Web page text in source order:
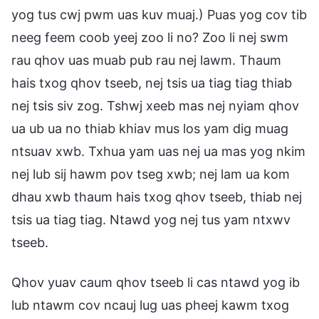
yog tus cwj pwm uas kuv muaj.) Puas yog cov tib
neeg feem coob yeej zoo li no? Zoo li nej swm
rau qhov uas muab pub rau nej lawm. Thaum
hais txog qhov tseeb, nej tsis ua tiag tiag thiab
nej tsis siv zog. Tshwj xeeb mas nej nyiam qhov
ua ub ua no thiab khiav mus los yam dig muag
ntsuav xwb. Txhua yam uas nej ua mas yog nkim
nej lub sij hawm pov tseg xwb; nej lam ua kom
dhau xwb thaum hais txog qhov tseeb, thiab nej
tsis ua tiag tiag. Ntawd yog nej tus yam ntxwv
tseeb.
Qhov yuav caum qhov tseeb li cas ntawd yog ib
lub ntawm cov ncauj lug uas pheej kawm txog